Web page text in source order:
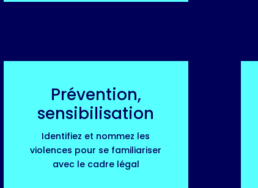
Prévention,
sensibilisation
Identifiez et nommez les
violences pour se familiariser
avec le cadre légal